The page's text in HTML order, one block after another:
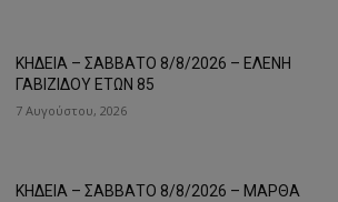
ΚΗΔΕΙΑ – ΣΑΒΒΑΤΟ 8/8/2026 – ΕΛΕΝΗ
ΓΑΒΙΖΙΔΟΥ ΕΤΩΝ 85
7 Αυγούστου, 2026
ΚΗΔΕΙΑ – ΣΑΒΒΑΤΟ 8/8/2026 – ΜΑΡΘΑ